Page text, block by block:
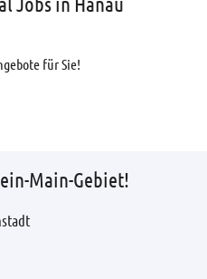
Main-Gebiet!
für Sie!